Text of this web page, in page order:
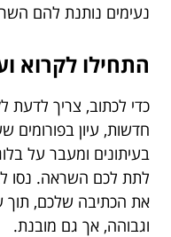
נעימים נותנת להם
התחילו לקרוא
כדי לכתוב, צריך לדעת
חדשות, עיון בפורומים
בעיתונים ומעבר על
לתת לכם השראה. נסו
את הכתיבה שלכם,
וגבוהה, אך גם מובנת.